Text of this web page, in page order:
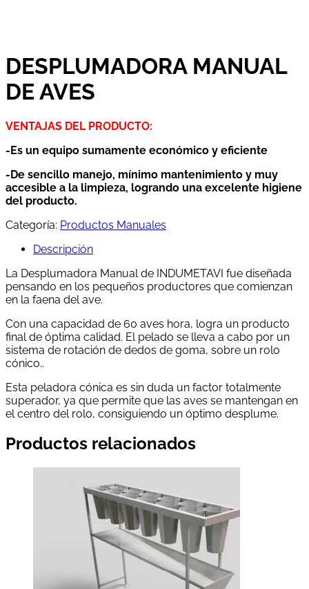
DESPLUMADORA MANUAL
DE AVES
VENTAJAS DEL PRODUCTO:
-Es un equipo sumamente económico y eficiente
-De sencillo manejo, mínimo mantenimiento y muy
accesible a la limpieza, logrando una excelente higiene
del producto.
Categoría: Productos Manuales
Descripción
La Desplumadora Manual de INDUMETAVI fue diseñada
pensando en los pequeños productores que comienzan
en la faena del ave.
Con una capacidad de 60 aves hora, logra un producto
final de óptima calidad. El pelado se lleva a cabo por un
sistema de rotación de dedos de goma, sobre un rolo
cónico..
Esta peladora cónica es sin duda un factor totalmente
superador, ya que permite que las aves se mantengan en
el centro del rolo, consiguiendo un óptimo desplume.
Productos relacionados